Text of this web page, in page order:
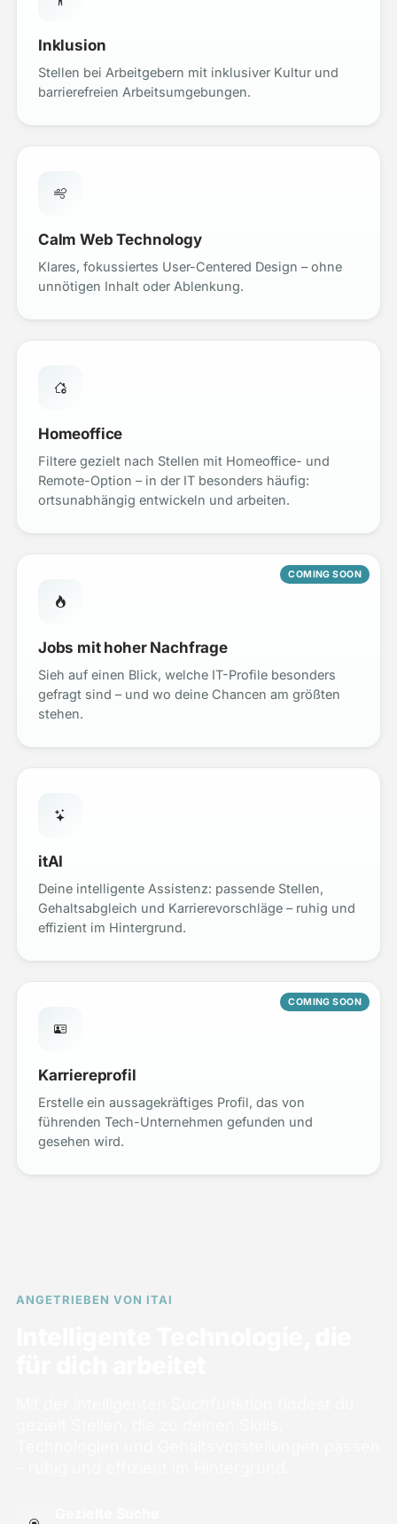
Inklusion
Stellen bei Arbeitgebern mit inklusiver Kultur und
barrierefreien Arbeitsumgebungen.
Calm Web Technology
Klares, fokussiertes User-Centered Design – ohne
unnötigen Inhalt oder Ablenkung.
Homeoffice
Filtere gezielt nach Stellen mit Homeoffice- und
Remote-Option – in der IT besonders häufig:
ortsunabhängig entwickeln und arbeiten.
COMING SOON
Jobs mit hoher Nachfrage
Sieh auf einen Blick, welche IT-Profile besonders
gefragt sind – und wo deine Chancen am größten
stehen.
itAI
Deine intelligente Assistenz: passende Stellen,
Gehaltsabgleich und Karrierevorschläge – ruhig und
effizient im Hintergrund.
COMING SOON
Karriereprofil
Erstelle ein aussagekräftiges Profil, das von
führenden Tech-Unternehmen gefunden und
gesehen wird.
ANGETRIEBEN VON ITAI